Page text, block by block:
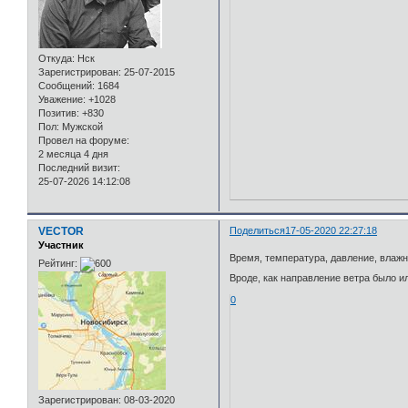
Откуда: Нск
Зарегистрирован: 25-07-2015
Сообщений: 1684
Уважение: +1028
Позитив: +830
Пол: Мужской
Провел на форуме:
2 месяца 4 дня
Последний визит:
25-07-2026 14:12:08
Поделиться17-05-2020 22:27:18
VECTOR
Участник
Рейтинг:
Зарегистрирован: 08-03-2020
Время, температура, давление,
Вроде, как направление ветра было
0